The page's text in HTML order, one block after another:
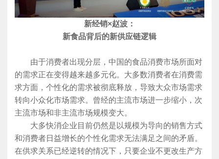
新经销×赵波：
新食品背后的新供应链逻辑
由于消费者出现分层，中国的食品消费市场所面对
的需求正在变得越来越多元化。大多数消费者在消费需
求方面，个性化的需求被彻底释放，导致大众市场需求
转向小众化市场需求。曾经的主流市场进一步缩小，次
主流市场和非主流市场规模变大。
大多快消企业目前仍然是以规模为导向的销售方式
和消费者日益增长的个性化需求无法满足之间的矛盾。
在供求关系已经逆转的情况下，只要企业不更改生产方